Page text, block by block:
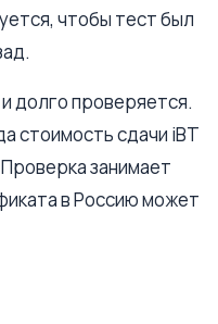
чтобы тест был
долго проверяется.
стоимость сдачи iBT
занимает
в Россию может